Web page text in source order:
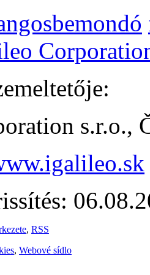
s.r.o.,
, RSS
, Webové sídlo